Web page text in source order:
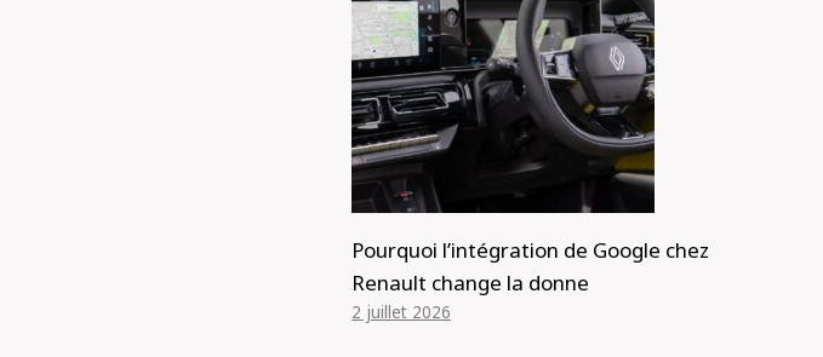
Pourquoi l’intégration de Google chez
Renault change la donne
2 juillet 2026